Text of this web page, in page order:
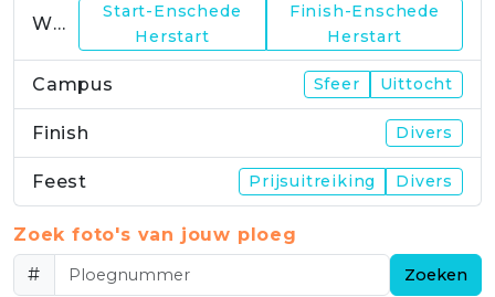
WP23
Start-Enschede
Herstart
Finish-Enschede
Herstart
Campus Sfeer Uittocht
Finish Divers
Feest Prijsuitreiking Divers
Zoek foto's van jouw ploeg
#
Zoeken